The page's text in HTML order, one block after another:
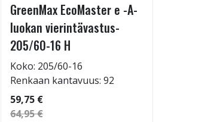
GreenMax EcoMaster e -A-
luokan vierintävastus-
205/60-16 H
Koko: 205/60-16
Renkaan kantavuus: 92
59,75 €
64,95 €